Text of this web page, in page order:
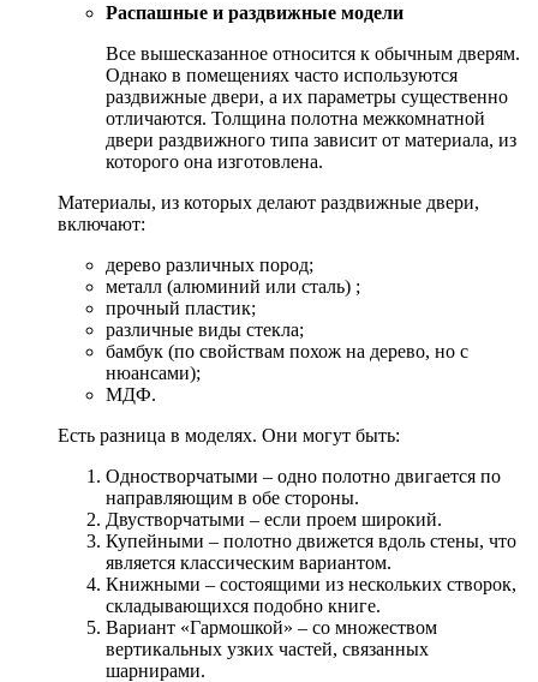
Распашные и раздвижные модели
Все вышесказанное относится к обычным дверям.
Однако в помещениях часто используются
раздвижные двери, а их параметры существенно
отличаются. Толщина полотна межкомнатной
двери раздвижного типа зависит от материала, из
которого она изготовлена.
Материалы, из которых делают раздвижные двери,
включают:
дерево различных пород;
металл (алюминий или сталь) ;
прочный пластик;
различные виды стекла;
бамбук (по свойствам похож на дерево, но с
нюансами);
МДФ.
Есть разница в моделях. Они могут быть:
Одностворчатыми – одно полотно двигается по
направляющим в обе стороны.
Двустворчатыми – если проем широкий.
Купейными – полотно движется вдоль стены, что
является классическим вариантом.
Книжными – состоящими из нескольких створок,
складывающихся подобно книге.
Вариант «Гармошкой» – со множеством
вертикальных узких частей, связанных
шарнирами.